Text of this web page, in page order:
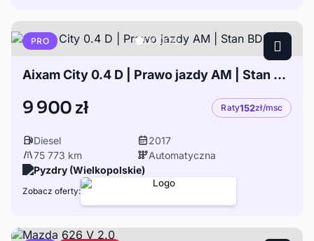
PRO
Aixam City 0.4 D | Prawo jazdy AM | Stan BDB |
9 900 zł Raty152zł/msc
Diesel
2017
75 773 km
Automatyczna
Pyzdry (Wielkopolskie)
Zobacz oferty: